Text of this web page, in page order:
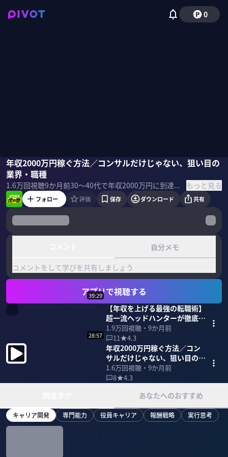
0
年収2000万円稼ぐ方法／コンサルだけじゃない、狙い目の
業界・職種
1.6万回視聴9か月前 30〜40代で年収2000万円に到達できる狙い目の職種とは？超一流ヘッドハンターが徹底解説。 ＜ゲスト＞ 小野 壮彦｜グロービスキャピタルパートナーズ ディレクター 早稲田大学商学部を卒業後、起業を経験。楽天社長室勤務、Jリーグ・ヴィッセル神戸の取締役事業本部長を経てヘッドハンターとして活動。2017年からはZOZOに参画。現在は日本最大級のベンチャーキャピタルファンドであるグロービス・キャピタル・パートナーズのディレクター。 渡辺 紀子｜ハイドリック＆ストラグルズ パートナー 東京大学中国文学科を卒業後、豊田通商株式会社入社 。女性初の駐在員として中国北京に5年間派遣され、中国企業との合弁会社2社の立ち上げ、経営に関わる。現在はエグゼクティブサーチ会社・ハイドリック＆ストラグルズの東京オフィスにて、日系企業のヘッドハンティングを担当。 ＜目次＞ もっと見る
小野壮彦渡辺紀子佐々木紀彦柴田阿弥
フォロー 評価 保存 ダウンロード 共有
自分メモ
コメントをして学びを共有しましょう
アプリで視聴する
39:29
【年収を上げる最強の転職術】
超一流ヘッドハンターが徹底解
説
1.9万回視聴・ 9か月前
11
4.3
28:57
年収2000万円稼ぐ方法／コン
サルだけじゃない、狙い目の業
界・職種
1.6万回視聴・ 9か月前
8
4.3
あなたへのおすすめ
キャリア開発 専門能力 役員キャリア 報酬戦略 実行思考